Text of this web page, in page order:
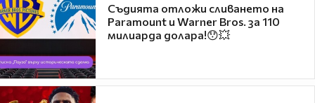
Съдията отложи сливането на
Paramount и Warner Bros. за 110
милиарда долара!😯💥